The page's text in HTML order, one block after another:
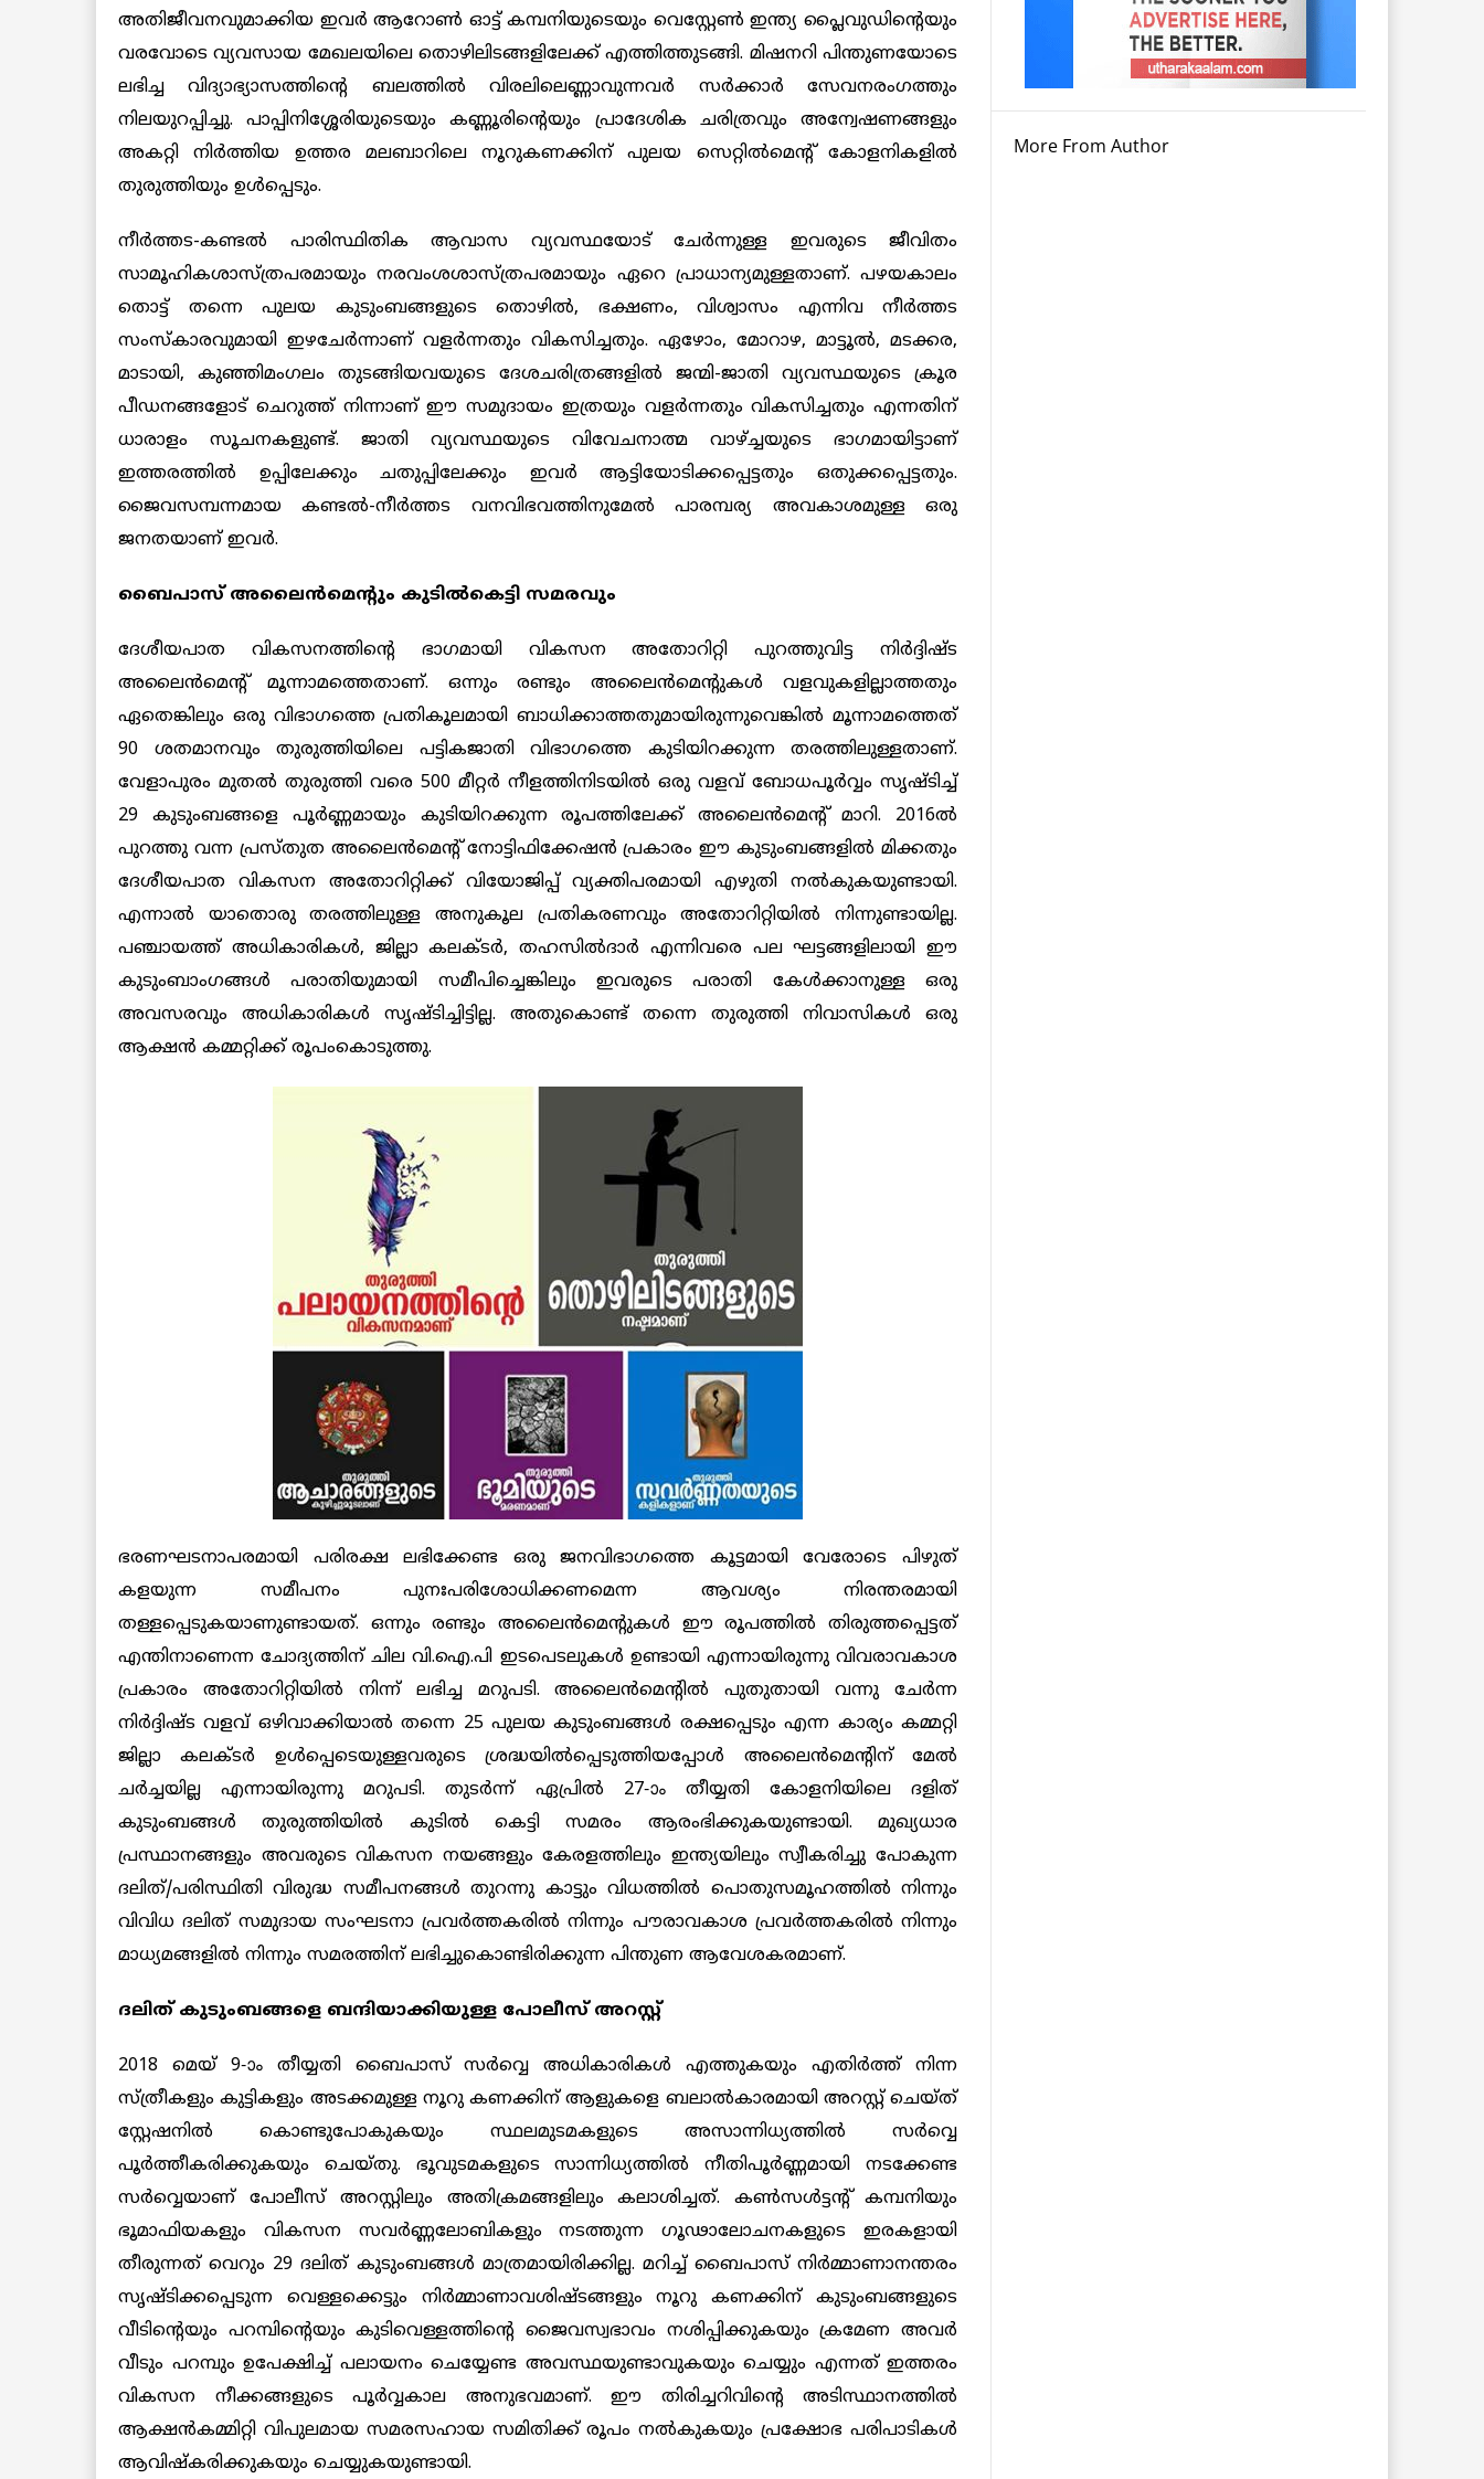
അതിജീവനവുമാക്കിയ ഇവര്‍ ആറോണ്‍ ഓട്ട് കമ്പനിയുടെയും വെസ്റ്റേണ്‍ ഇന്ത്യ പ്ലൈവുഡിന്റെയും
വരവോടെ വ്യവസായ മേഖലയിലെ തൊഴിലിടങ്ങളിലേക്ക് എത്തിത്തുടങ്ങി. മിഷനറി പിന്തുണയോടെ
ലഭിച്ച വിദ്യാഭ്യാസത്തിന്റെ ബലത്തില്‍ വിരലിലെണ്ണാവുന്നവര്‍ സര്‍ക്കാര്‍ സേവനരംഗത്തും
നിലയുറപ്പിച്ചു. പാപ്പിനിശ്ശേരിയുടെയും കണ്ണൂരിന്റെയും പ്രാദേശിക ചരിത്രവും അന്വേഷണങ്ങളും
അകറ്റി നിര്‍ത്തിയ ഉത്തര മലബാറിലെ നൂറുകണക്കിന് പുലയ സെറ്റില്‍മെന്റ് കോളനികളില്‍
തുരുത്തിയും ഉള്‍പ്പെടും.
നീര്‍ത്തട-കണ്ടല്‍ പാരിസ്ഥിതിക ആവാസ വ്യവസ്ഥയോട് ചേര്‍ന്നുള്ള ഇവരുടെ ജീവിതം
സാമൂഹികശാസ്ത്രപരമായും നരവംശശാസ്ത്രപരമായും ഏറെ പ്രാധാന്യമുള്ളതാണ്. പഴയകാലം
തൊട്ട് തന്നെ പുലയ കുടുംബങ്ങളുടെ തൊഴില്‍, ഭക്ഷണം, വിശ്വാസം എന്നിവ നീര്‍ത്തട
സംസ്‌കാരവുമായി ഇഴചേര്‍ന്നാണ് വളര്‍ന്നതും വികസിച്ചതും. ഏഴോം, മോറാഴ, മാട്ടൂല്‍, മടക്കര,
മാടായി, കുഞ്ഞിമംഗലം തുടങ്ങിയവയുടെ ദേശചരിത്രങ്ങളില്‍ ജന്മി-ജാതി വ്യവസ്ഥയുടെ ക്രൂര
പീഡനങ്ങളോട് ചെറുത്ത് നിന്നാണ് ഈ സമുദായം ഇത്രയും വളര്‍ന്നതും വികസിച്ചതും എന്നതിന്
ധാരാളം സൂചനകളുണ്ട്. ജാതി വ്യവസ്ഥയുടെ വിവേചനാത്മ വാഴ്ച്ചയുടെ ഭാഗമായിട്ടാണ്
ഇത്തരത്തില്‍ ഉപ്പിലേക്കും ചതുപ്പിലേക്കും ഇവര്‍ ആട്ടിയോടിക്കപ്പെട്ടതും ഒതുക്കപ്പെട്ടതും.
ജൈവസമ്പന്നമായ കണ്ടല്‍-നീര്‍ത്തട വനവിഭവത്തിനുമേല്‍ പാരമ്പര്യ അവകാശമുള്ള ഒരു
ജനതയാണ് ഇവര്‍.
ബൈപാസ് അലൈന്‍മെന്റും കുടില്‍കെട്ടി സമരവും
ദേശീയപാത വികസനത്തിന്റെ ഭാഗമായി വികസന അതോറിറ്റി പുറത്തുവിട്ട നിര്‍ദ്ദിഷ്ട
അലൈന്‍മെന്റ് മൂന്നാമത്തെതാണ്. ഒന്നും രണ്ടും അലൈന്‍മെന്റുകള്‍ വളവുകളില്ലാത്തതും
ഏതെങ്കിലും ഒരു വിഭാഗത്തെ പ്രതികൂലമായി ബാധിക്കാത്തതുമായിരുന്നുവെങ്കില്‍ മൂന്നാമത്തെത്
90 ശതമാനവും തുരുത്തിയിലെ പട്ടികജാതി വിഭാഗത്തെ കുടിയിറക്കുന്ന തരത്തിലുള്ളതാണ്.
വേളാപുരം മുതല്‍ തുരുത്തി വരെ 500 മീറ്റര്‍ നീളത്തിനിടയില്‍ ഒരു വളവ് ബോധപൂര്‍വ്വം സൃഷ്ടിച്ച്
29 കുടുംബങ്ങളെ പൂര്‍ണ്ണമായും കുടിയിറക്കുന്ന രൂപത്തിലേക്ക് അലൈന്‍മെന്റ് മാറി. 2016ല്‍
പുറത്തു വന്ന പ്രസ്തുത അലൈന്‍മെന്റ് നോട്ടിഫിക്കേഷന്‍ പ്രകാരം ഈ കുടുംബങ്ങളില്‍ മിക്കതും
ദേശീയപാത വികസന അതോറിറ്റിക്ക് വിയോജിപ്പ് വ്യക്തിപരമായി എഴുതി നല്‍കുകയുണ്ടായി.
എന്നാല്‍ യാതൊരു തരത്തിലുള്ള അനുകൂല പ്രതികരണവും അതോറിറ്റിയില്‍ നിന്നുണ്ടായില്ല.
പഞ്ചായത്ത് അധികാരികള്‍, ജില്ലാ കലക്ടര്‍, തഹസില്‍ദാര്‍ എന്നിവരെ പല ഘട്ടങ്ങളിലായി ഈ
കുടുംബാംഗങ്ങള്‍ പരാതിയുമായി സമീപിച്ചെങ്കിലും ഇവരുടെ പരാതി കേള്‍ക്കാനുള്ള ഒരു
അവസരവും അധികാരികള്‍ സൃഷ്ടിച്ചിട്ടില്ല. അതുകൊണ്ട് തന്നെ തുരുത്തി നിവാസികള്‍ ഒരു
ആക്ഷന്‍ കമ്മറ്റിക്ക് രൂപംകൊടുത്തു.
ഭരണഘടനാപരമായി പരിരക്ഷ ലഭിക്കേണ്ട ഒരു ജനവിഭാഗത്തെ കൂട്ടമായി വേരോടെ പിഴുത്
കളയുന്ന സമീപനം പുനഃപരിശോധിക്കണമെന്ന ആവശ്യം നിരന്തരമായി
തള്ളപ്പെടുകയാണുണ്ടായത്. ഒന്നും രണ്ടും അലൈന്‍മെന്റുകള്‍ ഈ രൂപത്തില്‍ തിരുത്തപ്പെട്ടത്
എന്തിനാണെന്ന ചോദ്യത്തിന് ചില വി.ഐ.പി ഇടപെടലുകള്‍ ഉണ്ടായി എന്നായിരുന്നു വിവരാവകാശ
പ്രകാരം അതോറിറ്റിയില്‍ നിന്ന് ലഭിച്ച മറുപടി. അലൈന്‍മെന്റില്‍ പുതുതായി വന്നു ചേര്‍ന്ന
നിര്‍ദ്ദിഷ്ട വളവ് ഒഴിവാക്കിയാല്‍ തന്നെ 25 പുലയ കുടുംബങ്ങള്‍ രക്ഷപ്പെടും എന്ന കാര്യം കമ്മറ്റി
ജില്ലാ കലക്ടര്‍ ഉള്‍പ്പെടെയുള്ളവരുടെ ശ്രദ്ധയില്‍പ്പെടുത്തിയപ്പോള്‍ അലൈന്‍മെന്റിന് മേല്‍
ചര്‍ച്ചയില്ല എന്നായിരുന്നു മറുപടി. തുടര്‍ന്ന് ഏപ്രില്‍ 27-ാം തീയ്യതി കോളനിയിലെ ദളിത്
കുടുംബങ്ങള്‍ തുരുത്തിയില്‍ കുടില്‍ കെട്ടി സമരം ആരംഭിക്കുകയുണ്ടായി. മുഖ്യധാര
പ്രസ്ഥാനങ്ങളും അവരുടെ വികസന നയങ്ങളും കേരളത്തിലും ഇന്ത്യയിലും സ്വീകരിച്ചു പോകുന്ന
ദലിത്/പരിസ്ഥിതി വിരുദ്ധ സമീപനങ്ങള്‍ തുറന്നു കാട്ടും വിധത്തില്‍ പൊതുസമൂഹത്തില്‍ നിന്നും
വിവിധ ദലിത് സമുദായ സംഘടനാ പ്രവര്‍ത്തകരില്‍ നിന്നും പൗരാവകാശ പ്രവര്‍ത്തകരില്‍ നിന്നും
മാധ്യമങ്ങളില്‍ നിന്നും സമരത്തിന് ലഭിച്ചുകൊണ്ടിരിക്കുന്ന പിന്തുണ ആവേശകരമാണ്.
ദലിത് കുടുംബങ്ങളെ ബന്ദിയാക്കിയുള്ള പോലീസ് അറസ്റ്റ്
2018 മെയ് 9-ാം തീയ്യതി ബൈപാസ് സര്‍വ്വെ അധികാരികള്‍ എത്തുകയും എതിര്‍ത്ത് നിന്ന
സ്ത്രീകളും കുട്ടികളും അടക്കമുള്ള നൂറു കണക്കിന് ആളുകളെ ബലാല്‍കാരമായി അറസ്റ്റ് ചെയ്ത്
സ്റ്റേഷനില്‍ കൊണ്ടുപോകുകയും സ്ഥലമുടമകളുടെ അസാന്നിധ്യത്തില്‍ സര്‍വ്വെ
പൂര്‍ത്തീകരിക്കുകയും ചെയ്തു. ഭൂവുടമകളുടെ സാന്നിധ്യത്തില്‍ നീതിപൂര്‍ണ്ണമായി നടക്കേണ്ട
സര്‍വ്വെയാണ് പോലീസ് അറസ്റ്റിലും അതിക്രമങ്ങളിലും കലാശിച്ചത്. കണ്‍സള്‍ട്ടന്റ് കമ്പനിയും
ഭൂമാഫിയകളും വികസന സവര്‍ണ്ണലോബികളും നടത്തുന്ന ഗൂഢാലോചനകളുടെ ഇരകളായി
തീരുന്നത് വെറും 29 ദലിത് കുടുംബങ്ങള്‍ മാത്രമായിരിക്കില്ല. മറിച്ച് ബൈപാസ് നിര്‍മ്മാണാനന്തരം
സൃഷ്ടിക്കപ്പെടുന്ന വെള്ളക്കെട്ടും നിര്‍മ്മാണാവശിഷ്ടങ്ങളും നൂറു കണക്കിന് കുടുംബങ്ങളുടെ
വീടിന്റെയും പറമ്പിന്റെയും കുടിവെള്ളത്തിന്റെ ജൈവസ്വഭാവം നശിപ്പിക്കുകയും ക്രമേണ അവര്‍
വീടും പറമ്പും ഉപേക്ഷിച്ച് പലായനം ചെയ്യേണ്ട അവസ്ഥയുണ്ടാവുകയും ചെയ്യും എന്നത് ഇത്തരം
വികസന നീക്കങ്ങളുടെ പൂര്‍വ്വകാല അനുഭവമാണ്. ഈ തിരിച്ചറിവിന്റെ അടിസ്ഥാനത്തില്‍
ആക്ഷന്‍കമ്മിറ്റി വിപുലമായ സമരസഹായ സമിതിക്ക് രൂപം നല്‍കുകയും പ്രക്ഷോഭ പരിപാടികള്‍
ആവിഷ്‌കരിക്കുകയും ചെയ്യുകയുണ്ടായി.
More From Author